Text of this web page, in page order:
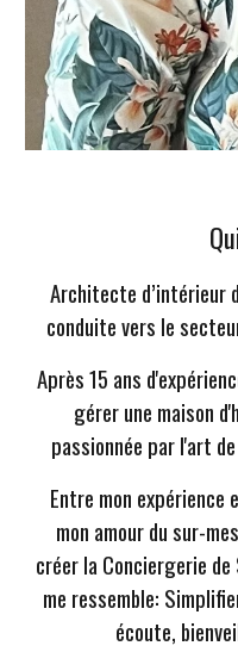
Architecte d’intérieur
conduite vers le
Après 15 ans
gérer une maison
passionnée par l'art
Entre mon expérience
mon amour du sur-
créer la Conciergerie
me ressemble:
écoute,